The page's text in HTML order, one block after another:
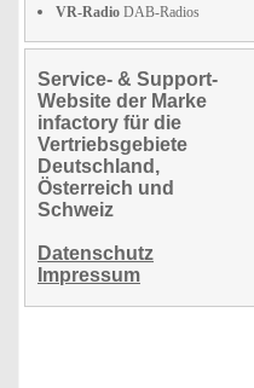
VR-Radio DAB-Radios
Service- & Support-
Website der Marke
infactory für die
Vertriebsgebiete
Deutschland,
Österreich und
Schweiz
Datenschutz
Impressum